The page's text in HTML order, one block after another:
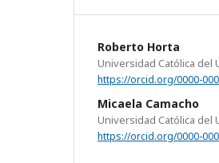
Roberto Horta
Universidad Católica del
https://orcid.org/0000-
Micaela Camacho
Universidad Católica del
https://orcid.org/0000-